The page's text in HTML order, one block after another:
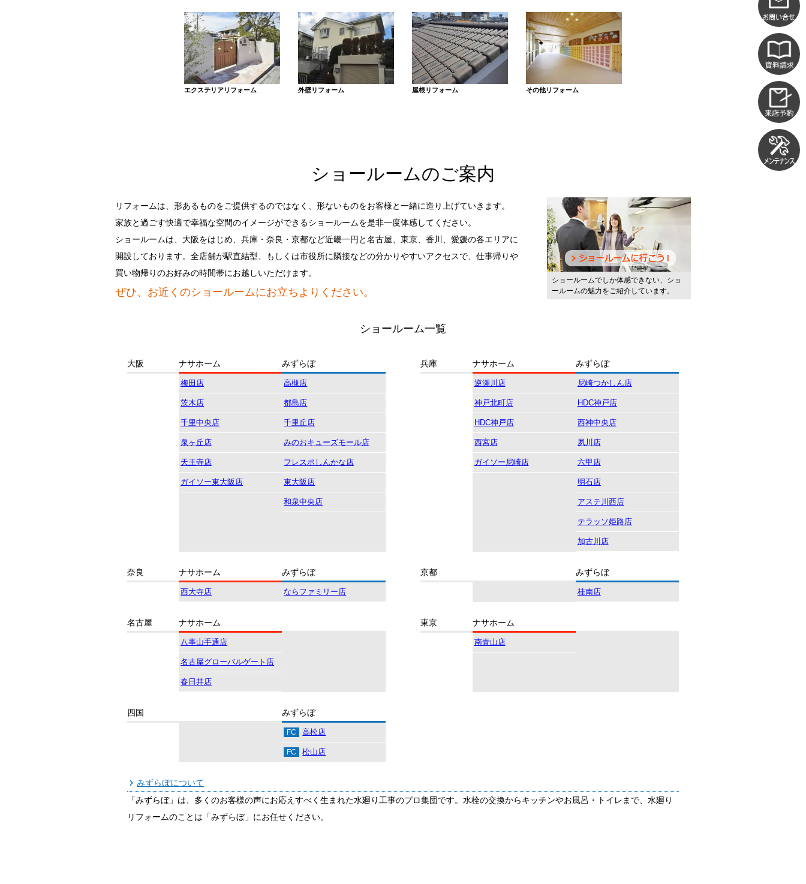
エクステリアリフォーム 外壁リフォーム 屋根リフォーム その他リフォーム
ショールームのご案内
リフォームは、形あるものをご提供するのではなく、形ないものをお客様と一緒に造り上げていきます。
家族と過ごす快適で幸福な空間のイメージができるショールームを是非一度体感してください。
ショールームは、大阪をはじめ、兵庫・奈良・京都など近畿一円と名古屋、東京、香川、愛媛の各エリアに
開設しております。全店舗が駅直結型、もしくは市役所に隣接などの分かりやすいアクセスで、仕事帰りや
買い物帰りのお好みの時間帯にお越しいただけます。
ぜひ、お近くのショールームにお立ちよりください。
ショールームでしか体感できない、ショ
ールームの魅力をご紹介しています。
ショールーム一覧
大阪 ナサホーム
梅田店
茨木店
千里中央店
泉ヶ丘店
天王寺店
ガイソー東大阪店
みずらぼ
高槻店
都島店
千里丘店
みのおキューズモール店
フレスポしんかな店
東大阪店
和泉中央店
兵庫 ナサホーム
逆瀬川店
神戸北町店
HDC神戸店
西宮店
ガイソー尼崎店
みずらぼ
尼崎つかしん店
HDC神戸店
西神中央店
夙川店
六甲店
明石店
アステ川西店
テラッソ姫路店
加古川店
奈良 ナサホーム
西大寺店
みずらぼ
ならファミリー店
京都 みずらぼ
桂南店
名古屋 ナサホーム
八事山手通店
名古屋グローバルゲート店
春日井店
東京 ナサホーム
南青山店
四国 みずらぼ
FC 高松店
FC 松山店
みずらぼについて
「みずらぼ」は、多くのお客様の声にお応えすべく生まれた水廻り工事のプロ集団です。水栓の交換からキッチンやお風呂・トイレまで、水廻り
リフォームのことは「みずらぼ」にお任せください。